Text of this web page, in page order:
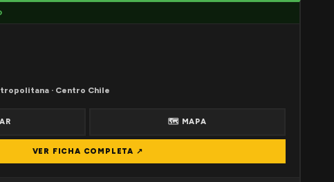
· Centro Chile
🗺 MAPA
VER FICHA COMPLETA ↗